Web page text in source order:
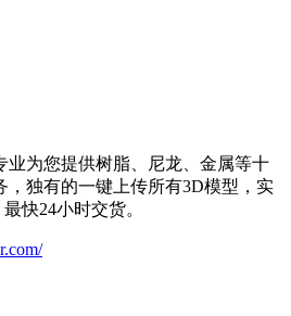
业为您提供树脂、尼龙、金属等十
，独有的一键上传所有3D模型，实
快24小时交货。